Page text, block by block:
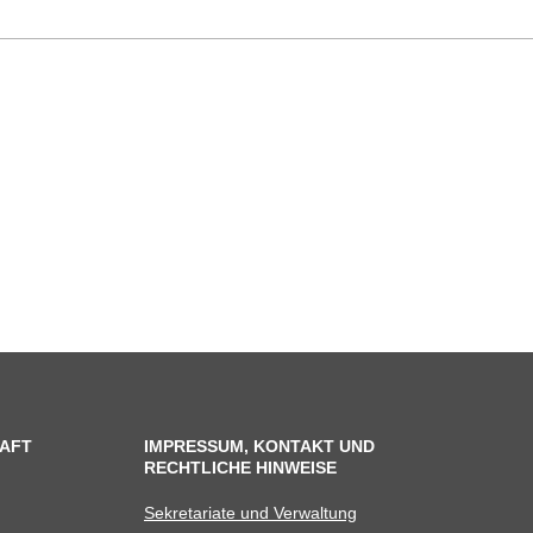
IMPRESSUM, KONTAKT UND
RECHTLICHE HINWEISE
Sekre­ta­riate und Verwaltung